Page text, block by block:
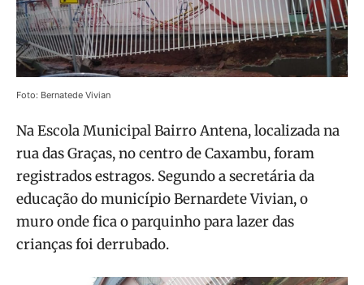
Foto: Bernatede Vivian
Na Escola Municipal Bairro Antena, localizada na
rua das Graças, no centro de Caxambu, foram
registrados estragos. Segundo a secretária da
educação do município Bernardete Vivian, o
muro onde fica o parquinho para lazer das
crianças foi derrubado.